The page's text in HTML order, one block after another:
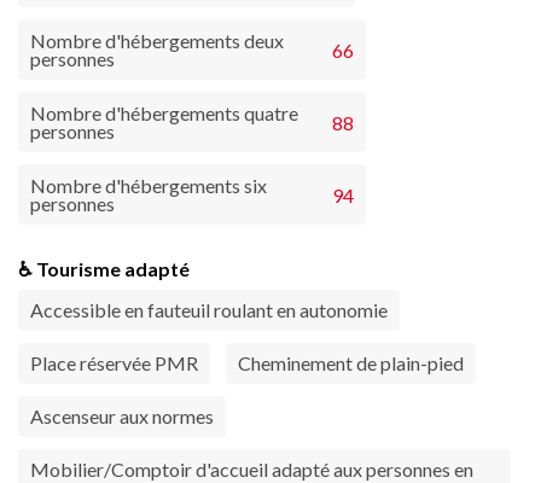
Nombre d'hébergements deux
personnes 66
Nombre d'hébergements quatre
personnes 88
Nombre d'hébergements six
personnes 94
♿ Tourisme adapté
Accessible en fauteuil roulant en autonomie
Place réservée PMR Cheminement de plain-pied
Ascenseur aux normes
Mobilier/Comptoir d'accueil adapté aux personnes en